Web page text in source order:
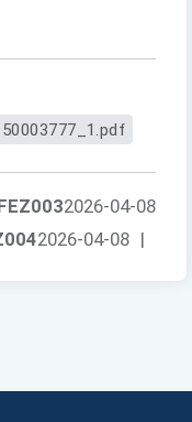
2026-04-08
2026-04-08 |